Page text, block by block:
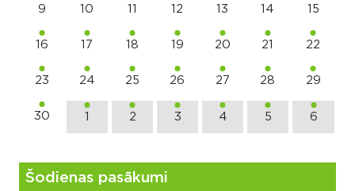
9 10 11 12 13 14 15
16 17 18 19 20 21 22
23 24 25 26 27 28 29
30 1 2 3 4 5 6
Šodienas pasākumi